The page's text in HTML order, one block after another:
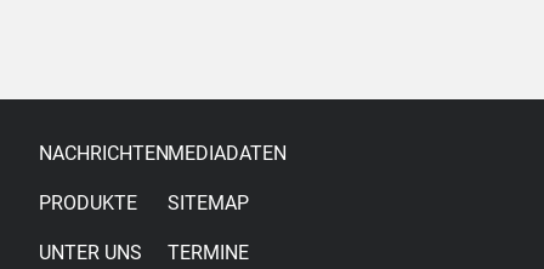
NACHRICHTEN
PRODUKTE
UNTER UNS
MEDIADATEN
SITEMAP
TERMINE